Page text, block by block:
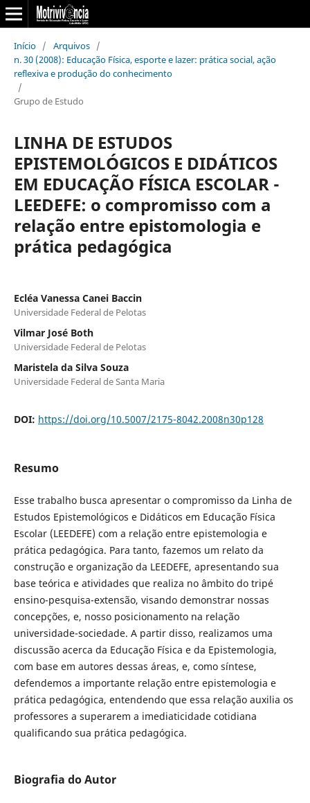
Início / Arquivos /
n. 30 (2008): Educação Física, esporte e lazer: prática social, ação
reflexiva e produção do conhecimento
/
Grupo de Estudo
LINHA DE ESTUDOS
EPISTEMOLÓGICOS E DIDÁTICOS
EM EDUCAÇÃO FÍSICA ESCOLAR -
LEEDEFE: o compromisso com a
relação entre epistomologia e
prática pedagógica
Ecléa Vanessa Canei Baccin
Universidade Federal de Pelotas
Vilmar José Both
Universidade Federal de Pelotas
Maristela da Silva Souza
Universidade Federal de Santa Maria
DOI: https://doi.org/10.5007/2175-8042.2008n30p128
Resumo
Esse trabalho busca apresentar o compromisso da Linha de
Estudos Epistemológicos e Didáticos em Educação Física
Escolar (LEEDEFE) com a relação entre epistemologia e
prática pedagógica. Para tanto, fazemos um relato da
construção e organização da LEEDEFE, apresentando sua
base teórica e atividades que realiza no âmbito do tripé
ensino-pesquisa-extensão, visando demonstrar nossas
concepções, e, nosso posicionamento na relação
universidade-sociedade. A partir disso, realizamos uma
discussão acerca da Educação Física e da Epistemologia,
com base em autores dessas áreas, e, como síntese,
defendemos a importante relação entre epistemologia e
prática pedagógica, entendendo que essa relação auxilia os
professores a superarem a imediaticidade cotidiana
qualificando sua prática pedagógica.
Biografia do Autor